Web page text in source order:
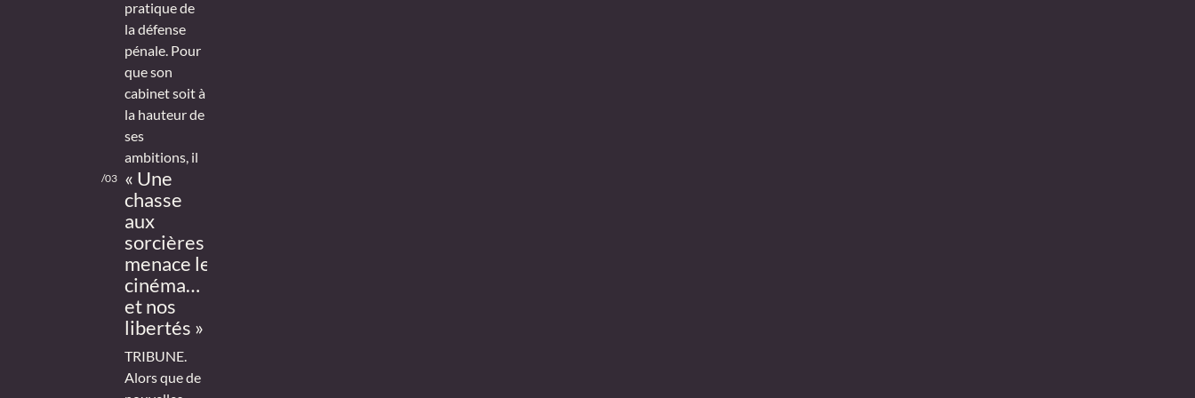
pratique de
la défense
pénale. Pour
que son
cabinet soit à
la hauteur de
ses
ambitions, il
/03 « Une
chasse
aux
sorcières
menace le
cinéma…
et nos
libertés »
TRIBUNE.
Alors que de